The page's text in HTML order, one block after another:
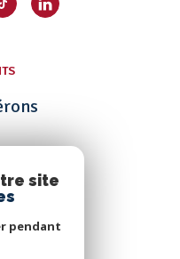
site
pendant